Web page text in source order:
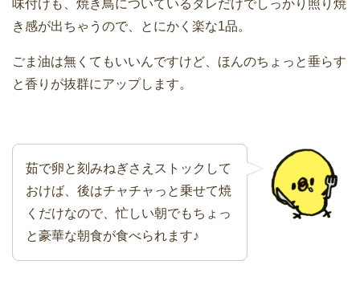
味付けも、焼き鳥についているタレだけでしっかり照り焼
き感が出ちゃうので、とにかく楽な1品。
ごま油は無くてもいいんですけど、ほんのちょっと垂らす
と香りが抜群にアップします。
茹で卵と刻みねぎさえストックして
おけば、後はチャチャっと乗せて焼
くだけなので、忙しい朝でもちょっ
と豪華な朝食が食べられます♪